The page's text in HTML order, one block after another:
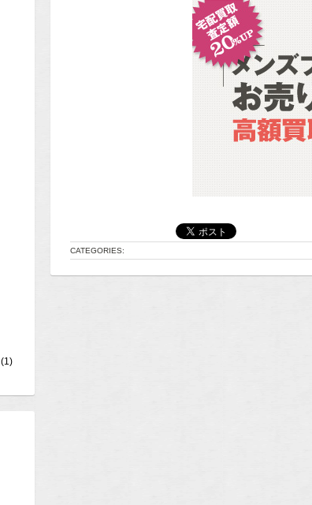
(1)
CATEGORIES: